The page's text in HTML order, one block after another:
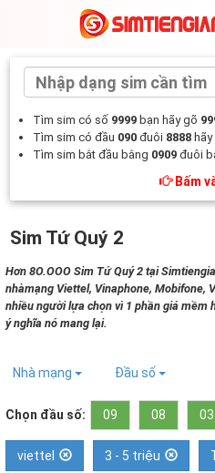
Tìm sim có số 9999 bạn hãy gõ
Tìm sim có đầu 090 đuôi 8888
Tìm sim bắt đầu bằng 0909 đuôi
Bấm
Sim Tứ Quý 2
Hơn 8O.OOO Sim Tứ Quý 2 tại
nhàmạng Viettel, Vinaphone, Mobifone,
nhiều người lựa chọn vì 1 phần giá mềm
ý nghĩa nó mang lại.
Nhà mạng Đầu số
Chọn đầu số: 09 08 03
viettel 3 - 5 triệu